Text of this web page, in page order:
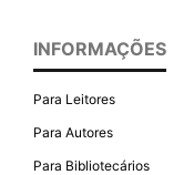
INFORMAÇÕES
Para Leitores
Para Autores
Para Bibliotecários